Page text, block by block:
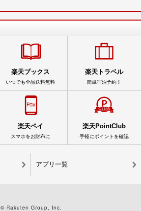
楽天ブックス
いつでも全品送料無料
楽天トラベル
簡単宿泊予約！
楽天ペイ
スマホをお財布に
楽天PointClub
手軽にポイントを確認
アプリ一覧
© Rakuten Group, Inc.